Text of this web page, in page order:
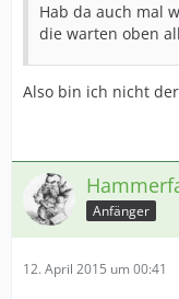
Hab da auch mal
die warten oben
Also bin ich nicht
Anfänger
12. April 2015 um 00:41